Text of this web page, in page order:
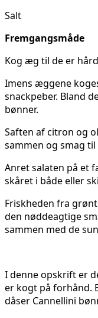
Salt
Fremgangsmåde
Kog æg til de er
Imens æggene
snackpeber. Bland
bønner.
Saften af citron og
sammen og smag til
Anret salaten på et
skåret i både eller
Friskheden fra
den nøddeagtige
sammen med de
I denne opskrift er
er kogt på forhånd.
dåser Cannellini